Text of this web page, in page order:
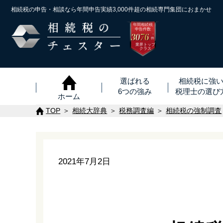
相続税の申告・相談なら年間申告実績3,000件超の相続専門集団におまかせ
年間相続税
申告件数
3076 ※
件
業界トップ
クラス
ホーム
選ばれる
6つの強み
相続税に強
税理士の選び
TOP 相続大辞典 税務調査編 相続税の強制調査
2021年7月2日